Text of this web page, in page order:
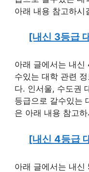
아래 내용 참고하시
[내신 3등급
아래 글에서는 내
수있는 대학 관련
다. 인서울, 수도권
등급으로 갈수있는
은 아래 내용 참고
[내신 4등급
아래 글에서는 내신